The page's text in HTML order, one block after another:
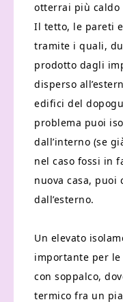
otterrai più caldo
Il tetto, le pareti
tramite i quali,
prodotto dagli
disperso
edifici del
problema puoi
dall’interno (se
nel caso fossi in
nuova casa,
dall’esterno.
Un elevato
importante per
con soppalco,
termico fra un